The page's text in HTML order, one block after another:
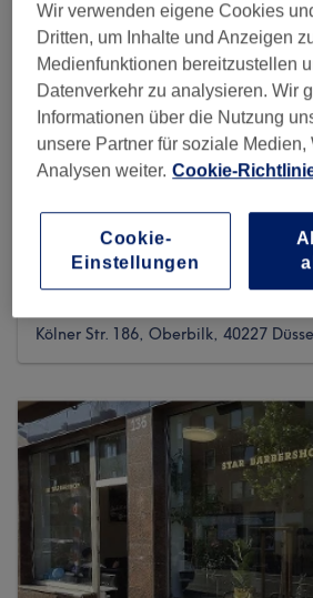
Natalie Beauty
Women
Kölner Str. 186, Oberbilk, 40227
Wir verwenden eigene Cookies
Dritten, um Inhalte und Anzeigen
Medienfunktionen bereitzustellen
Datenverkehr zu analysieren. Wir
Informationen über die Nutzung
unsere Partner für soziale Medien,
Analysen weiter. Cookie-
Cookie-
Einstellungen